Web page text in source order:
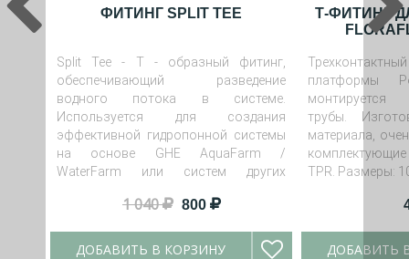
ФИТИНГ SPLIT TEE
Split Tee - T - образный фитинг,
обеспечивающий разведение
водного потока в системе.
Используется для создания
эффективной гидропонной системы
на основе GHE AquaFarm /
WaterFarm или систем других
1 040 800
ДОБАВИТЬ В КОРЗИНУ
Т-ФИТИНГ
платформы
монтируется
трубы.
материала,
TPR. Размеры:
ДОБАВИТЬ